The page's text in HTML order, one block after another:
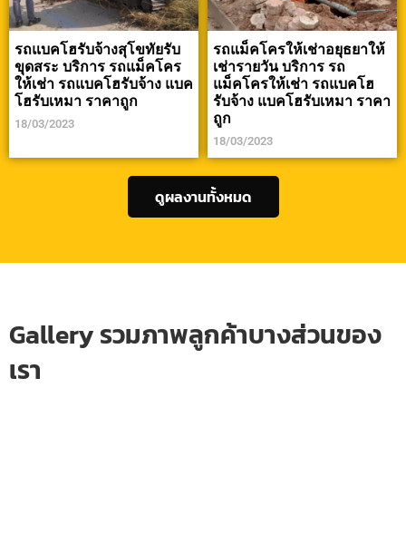
รถแบคโฮรับจ้างสุโขทัยรับ
ขุดสระ บริการ รถแม็คโคร
ให้เช่า รถแบคโฮรับจ้าง แบค
โฮรับเหมา ราคาถูก
18/03/2023
รถแม็คโครให้เช่าอยุธยาให้
เช่ารายวัน บริการ รถ
แม็คโครให้เช่า รถแบคโฮ
รับจ้าง แบคโฮรับเหมา ราคา
ถูก
18/03/2023
ดูผลงานทั้งหมด
Gallery รวมภาพลูกค้าบางส่วนของ
เรา